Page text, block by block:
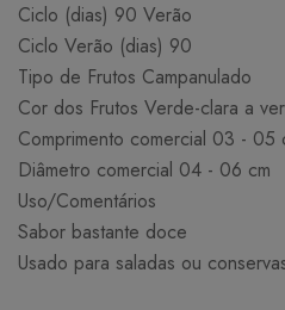
Ciclo (dias) 90 Verão
Ciclo Verão (dias) 90
Tipo de Frutos Campanulado
Cor dos Frutos Verde-clara a
Comprimento comercial 03 - 05
Diâmetro comercial 04 - 06 cm
Uso/Comentários
Sabor bastante doce
Usado para saladas ou